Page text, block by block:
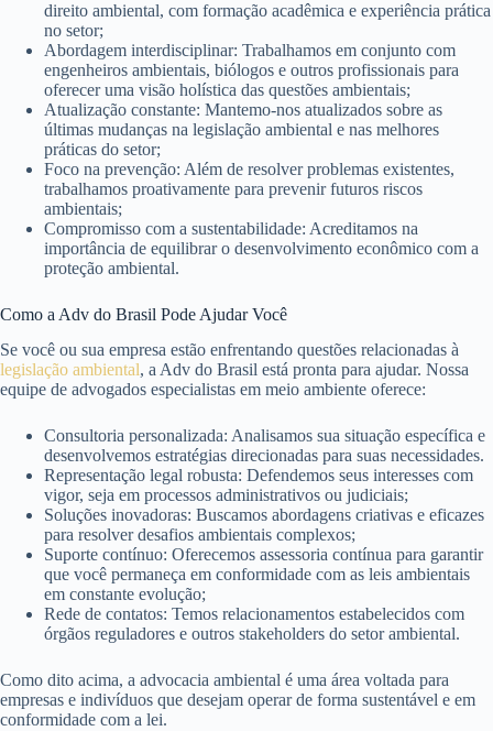
direito ambiental, com formação acadêmica e experiência prática
no setor;
Abordagem interdisciplinar: Trabalhamos em conjunto com
engenheiros ambientais, biólogos e outros profissionais para
oferecer uma visão holística das questões ambientais;
Atualização constante: Mantemo-nos atualizados sobre as
últimas mudanças na legislação ambiental e nas melhores
práticas do setor;
Foco na prevenção: Além de resolver problemas existentes,
trabalhamos proativamente para prevenir futuros riscos
ambientais;
Compromisso com a sustentabilidade: Acreditamos na
importância de equilibrar o desenvolvimento econômico com a
proteção ambiental.
Como a Adv do Brasil Pode Ajudar Você
Se você ou sua empresa estão enfrentando questões relacionadas à
legislação ambiental, a Adv do Brasil está pronta para ajudar. Nossa
equipe de advogados especialistas em meio ambiente oferece:
Consultoria personalizada: Analisamos sua situação específica e
desenvolvemos estratégias direcionadas para suas necessidades.
Representação legal robusta: Defendemos seus interesses com
vigor, seja em processos administrativos ou judiciais;
Soluções inovadoras: Buscamos abordagens criativas e eficazes
para resolver desafios ambientais complexos;
Suporte contínuo: Oferecemos assessoria contínua para garantir
que você permaneça em conformidade com as leis ambientais
em constante evolução;
Rede de contatos: Temos relacionamentos estabelecidos com
órgãos reguladores e outros stakeholders do setor ambiental.
Como dito acima, a advocacia ambiental é uma área voltada para
empresas e indivíduos que desejam operar de forma sustentável e em
conformidade com a lei.